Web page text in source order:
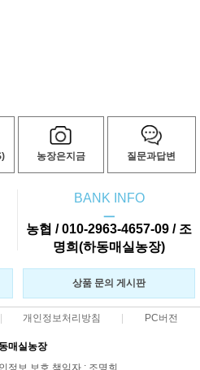
농장은지금 질문과답변
BANK INFO
ㅡ
농협 / 010-2963-4657-09 / 조
명희(하동매실농장)
상품 문의 게시판
개인정보처리방침 PC버전
매실농장
정보 보호 책임자 : 조명희